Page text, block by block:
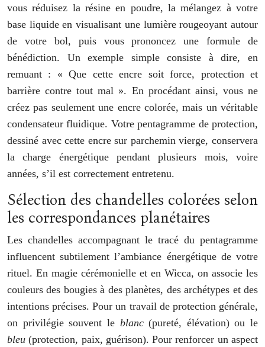
vous réduisez la résine en poudre, la mélangez à votre
base liquide en visualisant une lumière rougeoyant autour
de votre bol, puis vous prononcez une formule de
bénédiction. Un exemple simple consiste à dire, en
remuant : « Que cette encre soit force, protection et
barrière contre tout mal ». En procédant ainsi, vous ne
créez pas seulement une encre colorée, mais un véritable
condensateur fluidique. Votre pentagramme de protection,
dessiné avec cette encre sur parchemin vierge, conservera
la charge énergétique pendant plusieurs mois, voire
années, s’il est correctement entretenu.
Sélection des chandelles colorées selon
les correspondances planétaires
Les chandelles accompagnant le tracé du pentagramme
influencent subtilement l’ambiance énergétique de votre
rituel. En magie cérémonielle et en Wicca, on associe les
couleurs des bougies à des planètes, des archétypes et des
intentions précises. Pour un travail de protection générale,
on privilégie souvent le blanc(pureté, élévation) ou le
bleu (protection, paix, guérison). Pour renforcer un aspect